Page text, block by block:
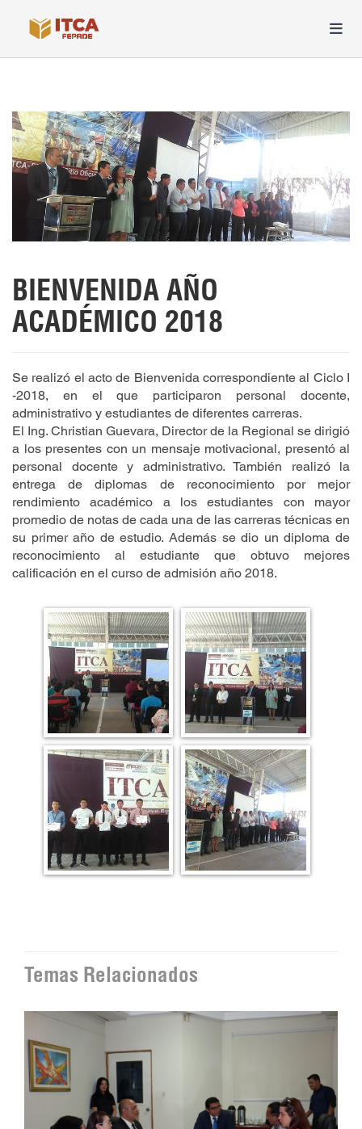
BIENVENIDA AÑO
ACADÉMICO 2018
Se realizó el acto de Bienvenida correspondiente al Ciclo I
-2018, en el que participaron personal docente,
administrativo y estudiantes de diferentes carreras.
El Ing. Christian Guevara, Director de la Regional se dirigió
a los presentes con un mensaje motivacional, presentó al
personal docente y administrativo. También realizó la
entrega de diplomas de reconocimiento por mejor
rendimiento académico a los estudiantes con mayor
promedio de notas de cada una de las carreras técnicas en
su primer año de estudio. Además se dio un diploma de
reconocimiento al estudiante que obtuvo mejores
calificación en el curso de admisión año 2018.
Temas Relacionados